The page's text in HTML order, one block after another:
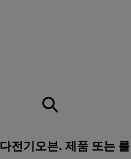
전기오븐. 제품 또는